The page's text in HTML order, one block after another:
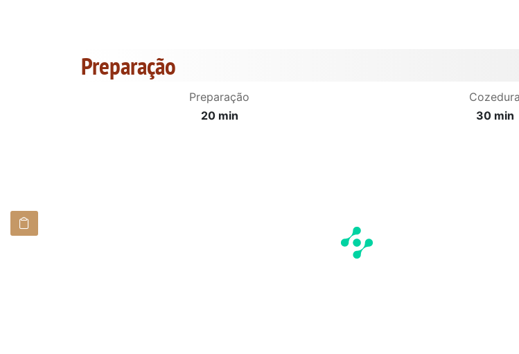
Preparação
Preparação
20 min
Cozedura
30 min